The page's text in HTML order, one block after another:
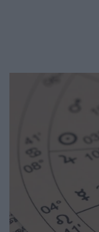
Well being
Υγεία + Διατροφή
Σχέσεις & Σεξ
Fitness